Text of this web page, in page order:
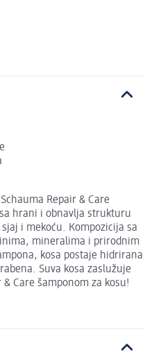
Repair & Care
hrani i obnavlja strukturu
i mekoću. Kompozicija sa
mineralima i prirodnim
kosa postaje hidrirana
Suva kosa zaslužuje
Care šamponom za kosu!